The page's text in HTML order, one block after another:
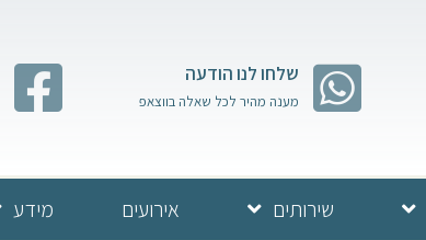
שלחו לנו הודעה
מענה מהיר לכל שאלה בווצאפ
שירותים אירועים מידע